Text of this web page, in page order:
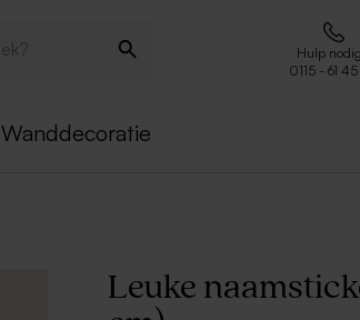
Hulp
0115 - 61
Wanddecoratie
Leuke